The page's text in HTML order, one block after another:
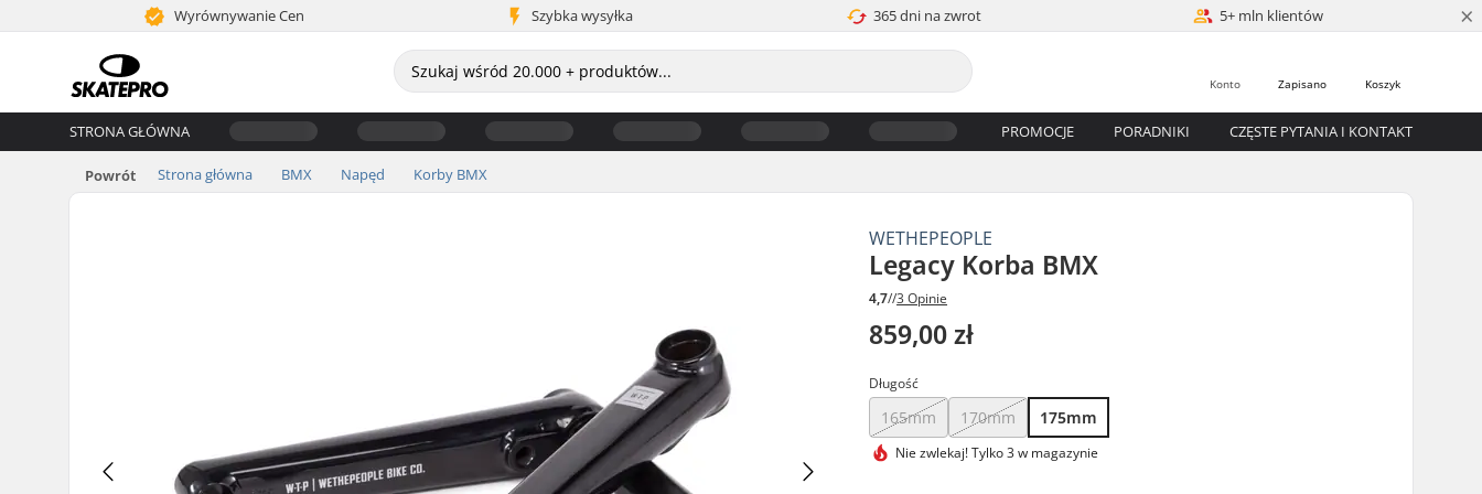
Wyrównywanie Cen Szybka wysyłka 365 dni na zwrot 5+ mln klientów ×
Koszyk
Zapisano
Konto
STRONA GŁÓWNA PROMOCJE PORADNIKI CZĘSTE PYTANIA I KONTAKT
Powrót Strona główna BMX Napęd Korby BMX
WETHEPEOPLE
Legacy Korba BMX
4,7//3 Opinie
859,00 zł
Długość
165mm 170mm 175mm
Nie zwlekaj!Tylko 3 w magazynie